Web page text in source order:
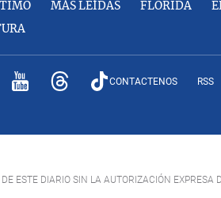
MÁS LEÍDAS FLORIDA
CONTACTENOS RSS
ESTE DIARIO SIN LA AUTORIZACIÓN EXPRESA